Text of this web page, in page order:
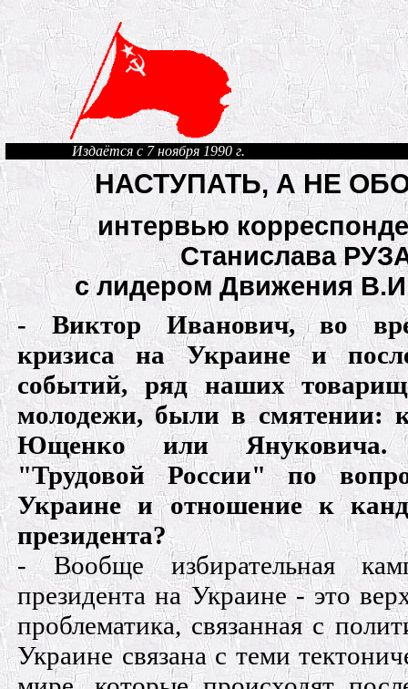
Издаётся с 7 ноября 1990 г.
НАСТУПАТЬ, А НЕ
интервью
Станислава
с лидером Движения
- Виктор Иванович, во
кризиса на Украине и
событий, ряд наших
молодежи, были в смятении:
Ющенко или Януковича.
"Трудовой России" по
Украине и отношение к
президента?
- Вообще избирательная
президента на Украине - это
проблематика, связанная с
Украине связана с теми